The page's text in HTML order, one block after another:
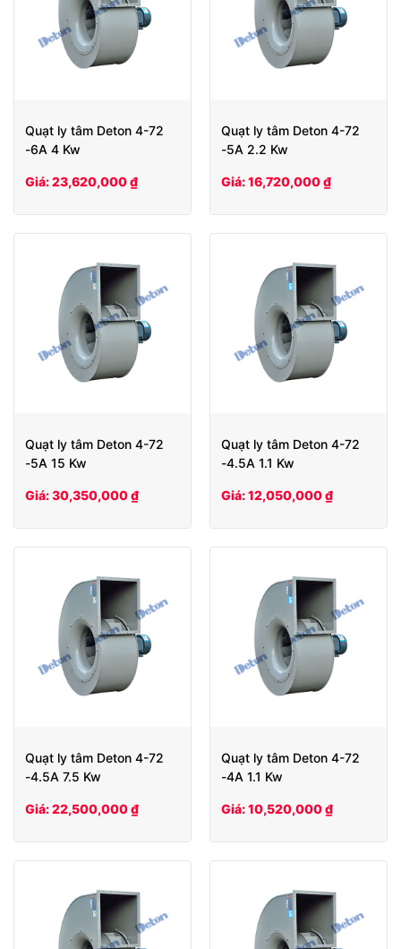
Quạt ly tâm Deton 4-72
-6A 4 Kw
Giá: 23,620,000 ₫
Quạt ly tâm Deton 4-72
-5A 2.2 Kw
Giá: 16,720,000 ₫
Quạt ly tâm Deton 4-72
-5A 15 Kw
Giá: 30,350,000 ₫
Quạt ly tâm Deton 4-72
-4.5A 1.1 Kw
Giá: 12,050,000 ₫
Quạt ly tâm Deton 4-72
-4.5A 7.5 Kw
Giá: 22,500,000 ₫
Quạt ly tâm Deton 4-72
-4A 1.1 Kw
Giá: 10,520,000 ₫